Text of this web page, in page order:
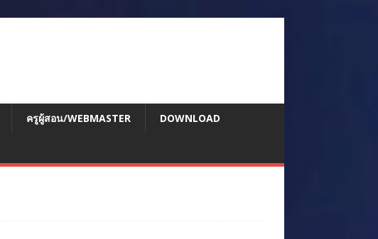
ครูผู้สอน/WEBMASTER DOWNLOAD